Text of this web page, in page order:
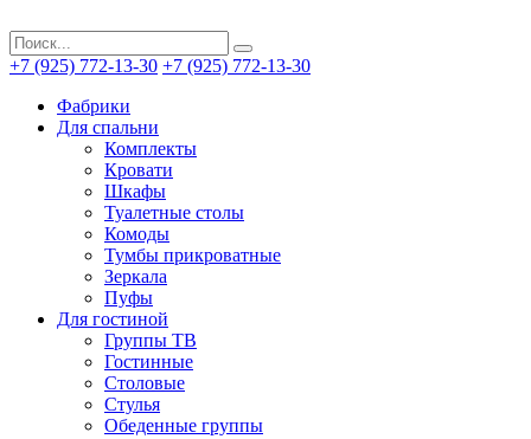
+7 (925) 772-13-30 +7 (925) 772-13-30
Фабрики
Для спальни
Комплекты
Кровати
Шкафы
Туалетные столы
Комоды
Тумбы прикроватные
Зеркала
Пуфы
Для гостиной
Группы ТВ
Гостинные
Столовые
Стулья
Обеденные группы